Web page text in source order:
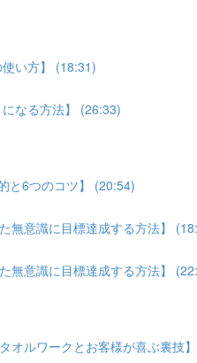
い方】 (18:31)
なる方法】 (26:33)
と6つのコツ】 (20:54)
無意識に目標達成する方法】
無意識に目標達成する方法】
オルワークとお客様が喜ぶ裏技